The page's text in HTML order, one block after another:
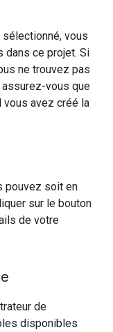
vous
dans ce projet. Si
ne trouvez pas
vous que
vous avez créé la
pouvez soit en
sur le bouton
de votre
de
disponibles